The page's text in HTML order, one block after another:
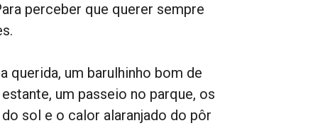
perceber que querer sempre
querida, um barulhinho bom de
um passeio no parque, os
sol e o calor alaranjado do pôr